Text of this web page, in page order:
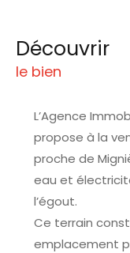
découvrir
le bien
L’Agence
propose à la
proche de
eau et
l’égout.
Ce terrain
emplacement